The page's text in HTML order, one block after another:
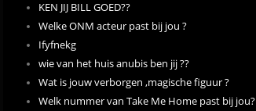
KEN JIJ BILL GOED??
Welke ONM acteur past bij jou ?
Ifyfnekg
wie van het huis anubis ben jij ??
Wat is jouw verborgen ,magische figuur ?
Welk nummer van Take Me Home past bij jou?